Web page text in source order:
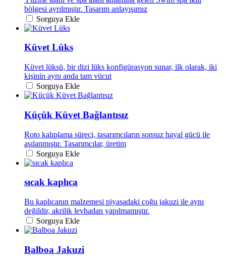
bölgesi ayrılmıştır. Tasarım anlayışımız
Sorguya Ekle
Küvet Lüks
Küvet lüksü, bir dizi lüks konfigürasyon sunar, ilk olarak, iki
kişinin aynı anda tam vücut
Sorguya Ekle
Küçük Küvet Bağlantısız
Roto kalıplama süreci, tasarımcıların sonsuz hayal gücü ile
aşılanmıştır. Tasarımcılar, üretim
Sorguya Ekle
sıcak kaplıca
Bu kaplıcanın malzemesi piyasadaki çoğu jakuzi ile aynı
değildir, akrilik levhadan yapılmamıştır.
Sorguya Ekle
Balboa Jakuzi